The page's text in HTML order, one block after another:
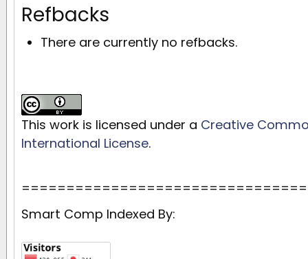
Refbacks
There are currently no refbacks.
This work is licensed under a Creative
International License.
Smart Comp Indexed By: